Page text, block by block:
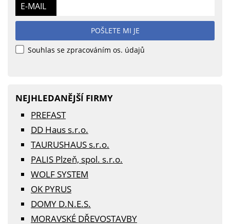
E-MAIL
POŠLETE MI JE
Souhlas se zpracováním os. údajů
NEJHLEDANĚJŠÍ FIRMY
PREFAST
DD Haus s.r.o.
TAURUSHAUS s.r.o.
PALIS Plzeň, spol. s.r.o.
WOLF SYSTEM
OK PYRUS
DOMY D.N.E.S.
MORAVSKÉ DŘEVOSTAVBY